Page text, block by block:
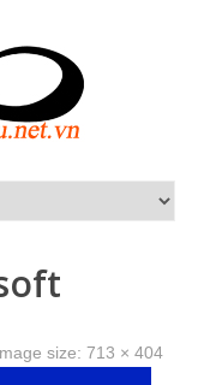
size: 713 × 404